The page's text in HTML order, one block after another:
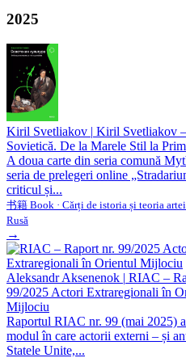
2025
Kiril Svetliakov | Kiril Svetliakov
Sovietică. De la Marele Stil la
A doua carte din seria comună
seria de prelegeri online
criticul și...
书籍 Book · Cărți de istoria și teoria artei
Rusă
→
Aleksandr Aksenenok | RIAC –
99/2025 Actori Extraregionali în
Mijlociu
Raportul RIAC nr. 99 (mai 2025)
modul în care actorii externi – și
Statele Unite,...